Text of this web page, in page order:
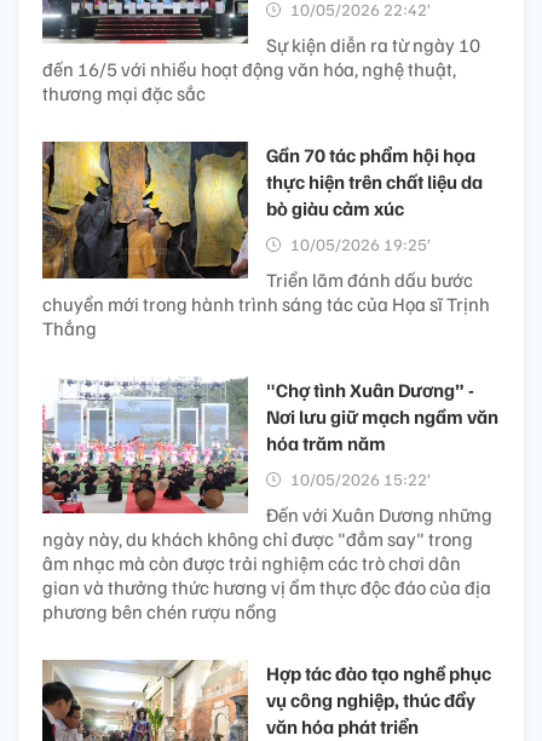
10/05/2026 22:42’
Sự kiện diễn ra từ ngày 10
đến 16/5 với nhiều hoạt động văn hóa, nghệ thuật,
thương mại đặc sắc
Gần 70 tác phẩm hội họa
thực hiện trên chất liệu da
bò giàu cảm xúc
10/05/2026 19:25’
Triển lãm đánh dấu bước
chuyển mới trong hành trình sáng tác của Họa sĩ Trịnh
Thắng
"Chợ tình Xuân Dương” -
Nơi lưu giữ mạch ngầm văn
hóa trăm năm
10/05/2026 15:22’
Đến với Xuân Dương những
ngày này, du khách không chỉ được "đắm say" trong
âm nhạc mà còn được trải nghiệm các trò chơi dân
gian và thưởng thức hương vị ẩm thực độc đáo của địa
phương bên chén rượu nồng
Hợp tác đào tạo nghề phục
vụ công nghiệp, thúc đẩy
văn hóa phát triển